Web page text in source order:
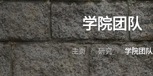
学院团队
主页 研究 学院团队